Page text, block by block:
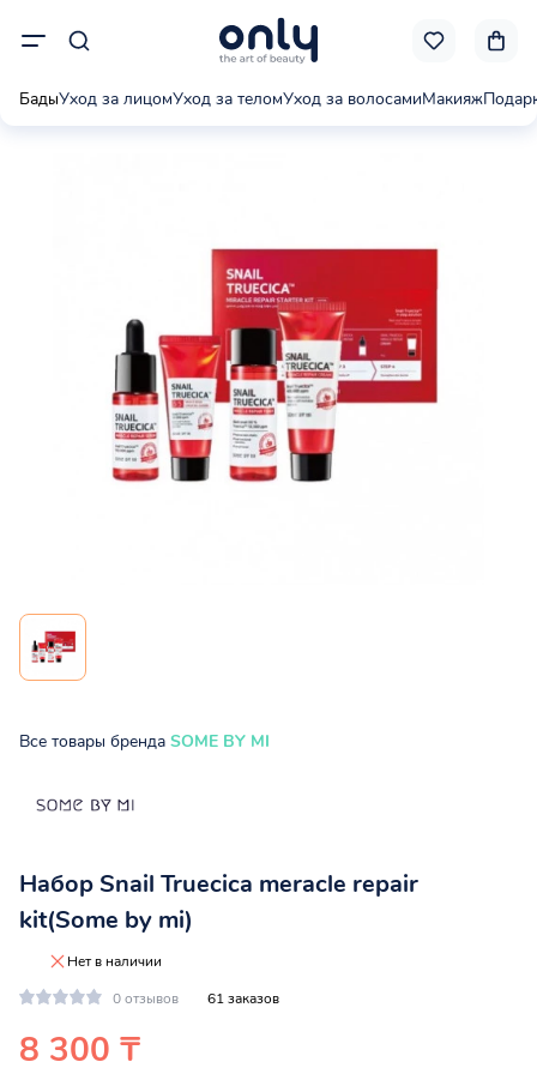
БадыУход за лицомУход за теломУход за волосамиМакияж
Все товары бренда SOME BY MI
Набор Snail Truecica meracle repair
kit(Some by mi)
Нет в наличии
0 отзывов
61 заказов
8 300 ₸